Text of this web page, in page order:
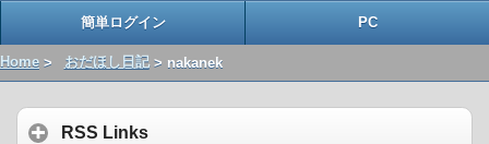
簡単ログイン PC
Home > おだほし日記> nakanek
RSS Links